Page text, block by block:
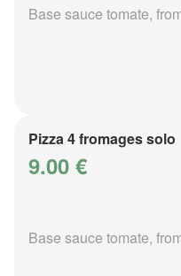
Base sauce tomate,
Pizza 4 fromages solo
9.00 €
Base sauce tomate,